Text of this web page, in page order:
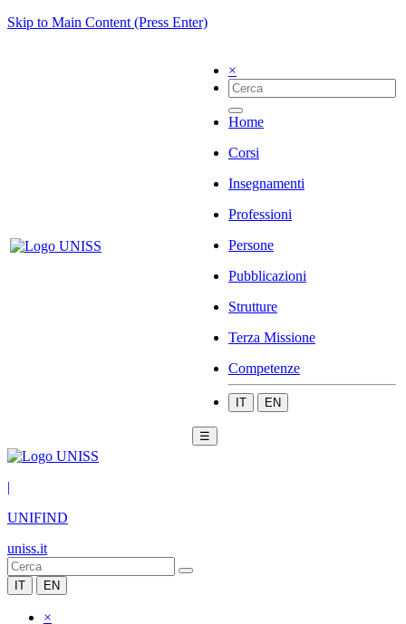
Skip to Main Content (Press Enter)
×
Home
Corsi
Insegnamenti
Professioni
Persone
Pubblicazioni
Strutture
Terza Missione
Competenze
IT EN
☰
|
UNIFIND
uniss.it
IT EN
×